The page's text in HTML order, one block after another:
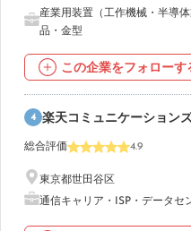
産業用装置（工作機械・半導
品・金型
この企業をフォローす
4 楽天コミュニケーション
総合評価 4.9
東京都世田谷区
通信キャリア・ISP・データセ